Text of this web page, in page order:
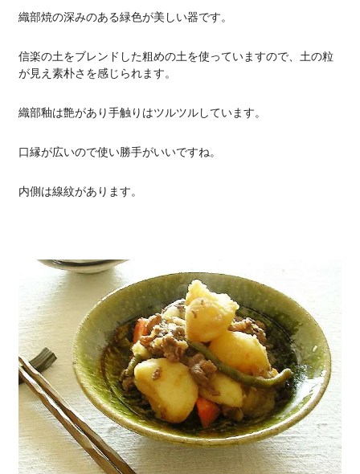
織部焼の深みのある緑色が美しい器です。
信楽の土をブレンドした粗めの土を使っていますので、土の粒
が見え素朴さを感じられます。
織部釉は艶があり手触りはツルツルしています。
口縁が広いので使い勝手がいいですね。
内側は線紋があります。